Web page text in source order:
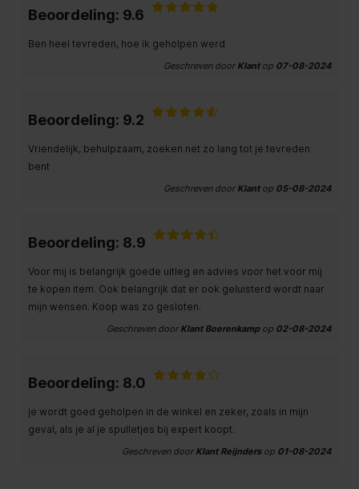
Beoordeling: 9.6
Ben heel tevreden, hoe ik geholpen werd
Geschreven door Klantop 07-08-2024
Beoordeling: 9.2
Vriendelijk, behulpzaam, zoeken net zo lang tot je tevreden
bent
Geschreven door Klantop 05-08-2024
Beoordeling: 8.9
Voor mij is belangrijk goede uitleg en advies voor het voor mij
te kopen item. Ook belangrijk dat er ook geluisterd wordt naar
mijn wensen. Koop was zo gesloten.
Geschreven door Klant Boerenkamp op 02-08-2024
Beoordeling: 8.0
je wordt goed geholpen in de winkel en zeker, zoals in mijn
geval, als je al je spulletjes bij expert koopt.
Geschreven door Klant Reijndersop 01-08-2024